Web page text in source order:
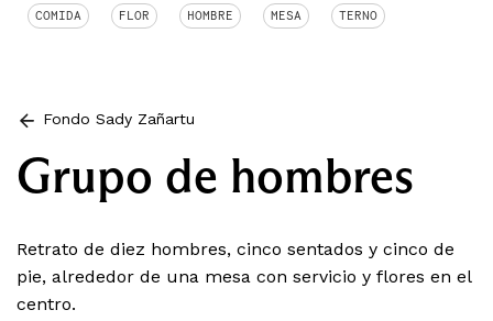
COMIDA FLOR HOMBRE MESA TERNO
Fondo Sady Zañartu
Grupo de hombres
Retrato de diez hombres, cinco sentados y cinco de
pie, alrededor de una mesa con servicio y flores en el
centro.